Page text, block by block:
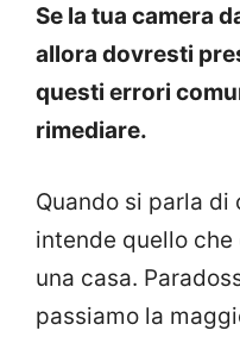
Se la tua camera
allora dovresti
questi errori
rimediare.
Quando si parla
intende quello
una casa.
passiamo la